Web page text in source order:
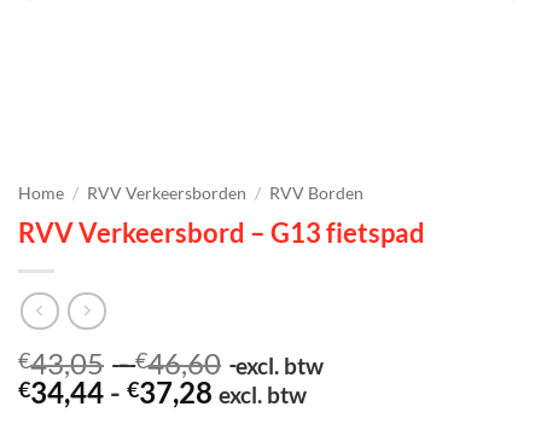
Home / RVV Verkeersborden / RVV Borden
RVV Verkeersbord – G13 fietspad
€43,05 - €46,60 Prijsklasse:
€43,05
excl. btw
€34,44 - €37,28 Prijsklasse:
excl. btw